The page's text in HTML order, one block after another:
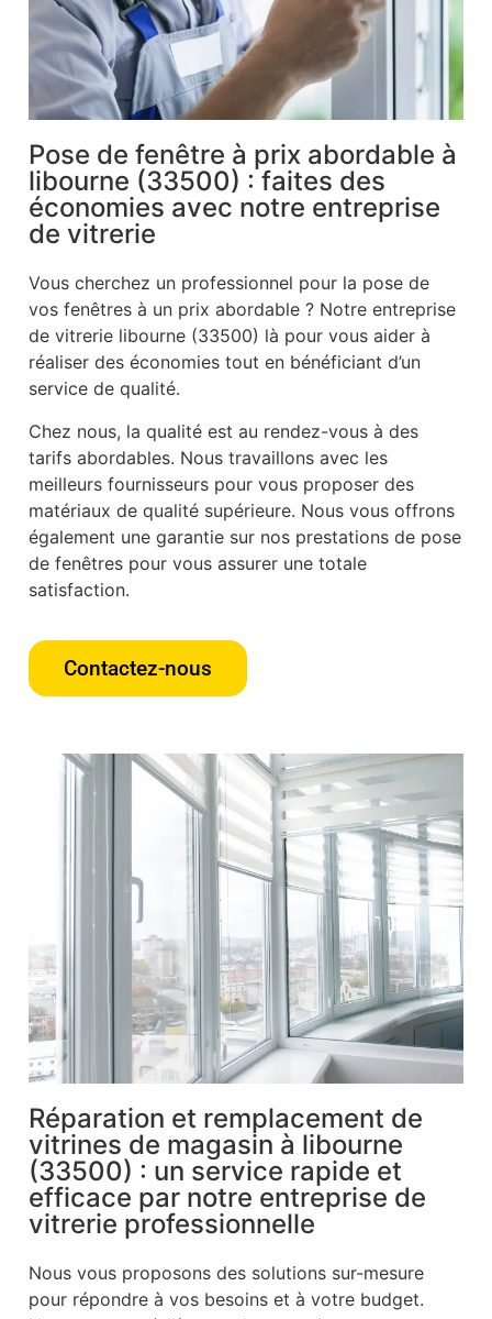
Pose de fenêtre à prix abordable à
libourne (33500) : faites des
économies avec notre entreprise
de vitrerie
Vous cherchez un professionnel pour la pose de
vos fenêtres à un prix abordable ? Notre entreprise
de vitrerie libourne (33500) là pour vous aider à
réaliser des économies tout en bénéficiant d’un
service de qualité.
Chez nous, la qualité est au rendez-vous à des
tarifs abordables. Nous travaillons avec les
meilleurs fournisseurs pour vous proposer des
matériaux de qualité supérieure. Nous vous offrons
également une garantie sur nos prestations de pose
de fenêtres pour vous assurer une totale
satisfaction.
Contactez-nous
Réparation et remplacement de
vitrines de magasin à libourne
(33500) : un service rapide et
efficace par notre entreprise de
vitrerie professionnelle
Nous vous proposons des solutions sur-mesure
pour répondre à vos besoins et à votre budget.